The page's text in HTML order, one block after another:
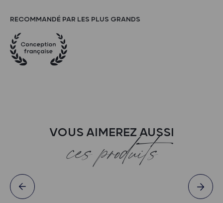
RECOMMANDÉ PAR LES PLUS GRANDS
VOUS AIMEREZ AUSSI
ces produits